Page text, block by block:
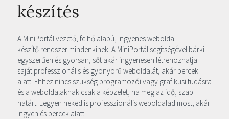
készítés
A MiniPortál vezető, felhő alapú, ingyenes weboldal
készítő rendszer mindenkinek. A MiniPortál segítségével bárki
egyszerűen és gyorsan, sőt akár ingyenesen létrehozhatja
saját professzionális és gyönyörű weboldalát, akár percek
alatt. Ehhez nincs szükség programozói vagy grafikusi tudásra
és a weboldalaknak csak a képzelet, na meg az idő, szab
határt! Legyen neked is professzionális weboldalad most, akár
ingyen és percek alatt!